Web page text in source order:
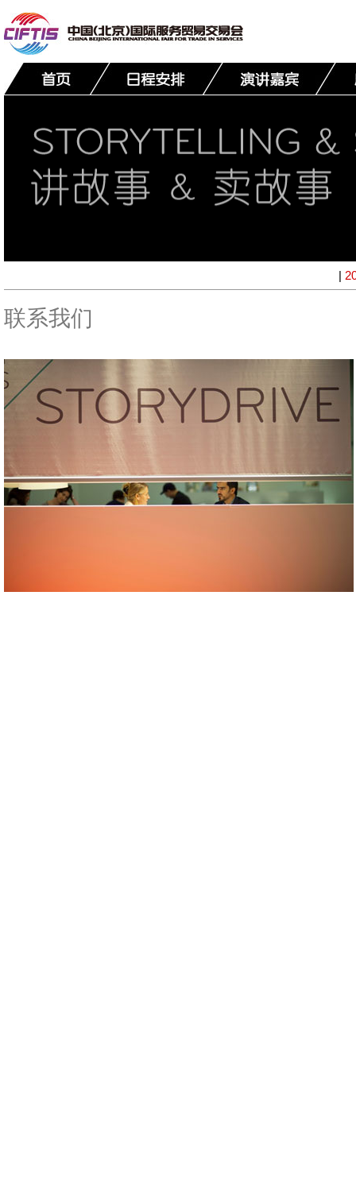
|
联系我们